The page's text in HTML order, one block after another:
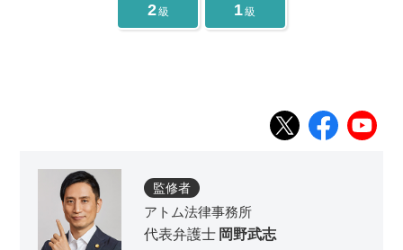
2級 1級
監修者
アトム法律事務所
代表弁護士 岡野武志